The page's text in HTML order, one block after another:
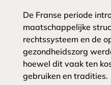
De Franse periode
maatschappelijke
rechtssysteem en de
gezondheidszorg
hoewel dit vaak ten
gebruiken en tradities.